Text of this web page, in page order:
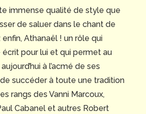
immense qualité de style que
de saluer dans le chant de
enfin, Athanaël ! un rôle qui
pour lui et qui permet au
à l’acmé de ses
succéder à toute une tradition
rangs des Vanni Marcoux,
Cabanel et autres Robert